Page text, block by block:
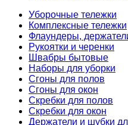
Уборочные тележки
Комплексные тележки
Флаундеры,
Рукоятки и черенки
Швабры бытовые
Наборы для уборки
Сгоны для полов
Сгоны для окон
Скребки для полов
Скребки для окон
Держатели и шубки